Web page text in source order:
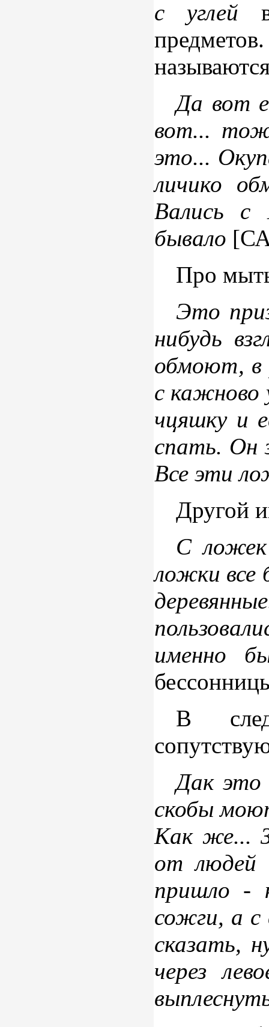
с углей
Да вот
вот...
это...
личико
Вались с
бывало
Про
Это
нибудь
обмоют, в
с кажново
чцяшку и
спать. Он
Все эти
Другой
С
ложки все
именно
В
Дак это
скобы
Как же...
от людей
пришло -
сожги, а с
сказать,
через